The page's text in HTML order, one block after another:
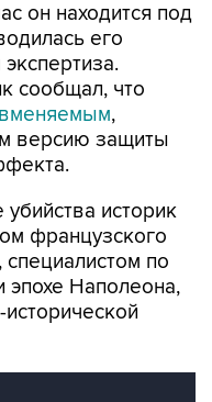
он находится под
его
сообщал, что
вменяемым,
версию защиты
историк
французского
по
эпохе Наполеона,